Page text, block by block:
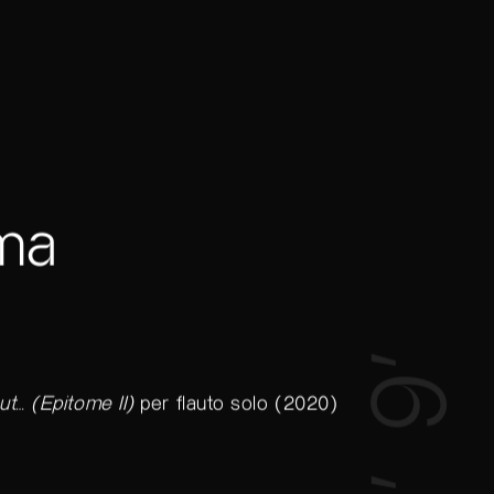
(Epitome II)per flauto solo (2020) 9’